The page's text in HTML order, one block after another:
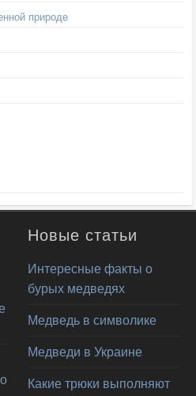
природе
Новые статьи
Интересные факты о
бурых медведях
Медведь в символике
Медведи в Украине
Какие трюки выполняют